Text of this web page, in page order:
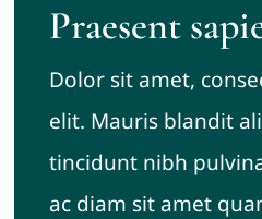
Praesent
Dolor sit amet,
elit. Mauris blandit
tincidunt nibh
ac diam sit amet